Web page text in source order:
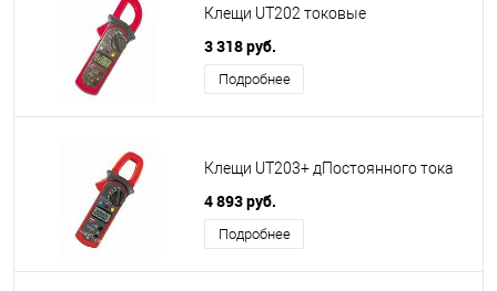
Клещи UT202 токовые
3 318 руб.
Подробнее
Клещи UT203+ дПостоянного тока
4 893 руб.
Подробнее